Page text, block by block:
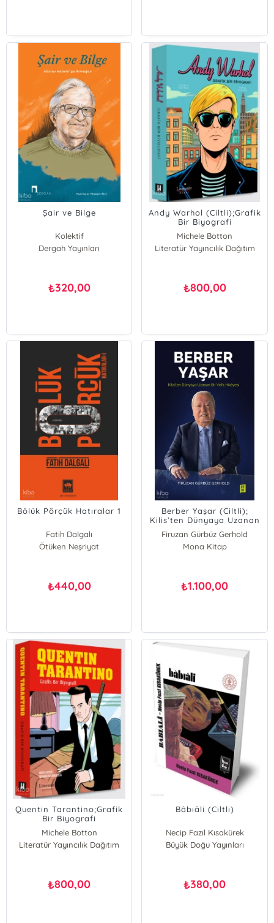
Şair ve Bilge
Kolektif
Dergah Yayınları
₺320,00
Andy Warhol (Ciltli);Grafik
Bir Biyografi
Michele Botton
Literatür Yayıncılık Dağıtım
₺800,00
Bölük Pörçük Hatıralar 1
Fatih Dalgalı
Ötüken Neşriyat
₺440,00
Berber Yaşar (Ciltli);
Kilis’ten Dünyaya Uzanan
bir Vefa Hikâyesi
Firuzan Gürbüz Gerhold
Mona Kitap
₺1.100,00
Quentin Tarantino;Grafik
Bir Biyografi
Michele Botton
Literatür Yayıncılık Dağıtım
₺800,00
Bâbıâli (Ciltli)
Necip Fazıl Kısakürek
Büyük Doğu Yayınları
₺380,00